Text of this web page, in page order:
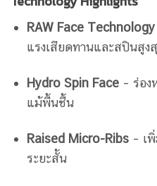
RAW Face Technology
แรงเสียดทานและสปินสูง
Hydro Spin Face – ร่อ
แม้พื้นชื้น
Raised Micro-Ribs – เ
ระยะสั้น